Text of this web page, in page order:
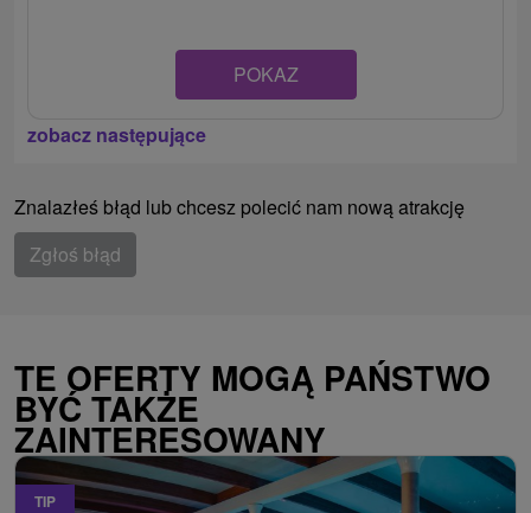
POKAZ
zobacz następujące
Znalazłeś błąd lub chcesz polecić nam nową atrakcję
Zgłoś błąd
TE OFERTY MOGĄ PAŃSTWO
BYĆ TAKŻE
ZAINTERESOWANY
TIP